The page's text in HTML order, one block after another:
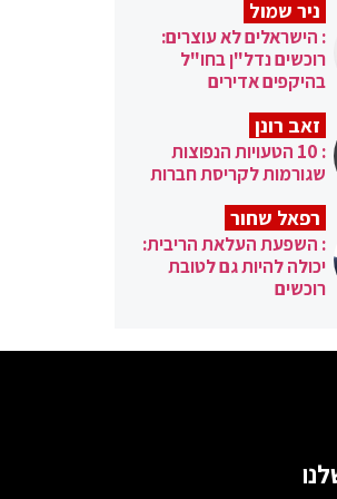
ניר שמול
: הישראלים לא עוצרים:
רוכשים נדל"ן בחו"ל
בהיקפים אדירים
זאב רונן
: 10 הטעויות הנפוצות
שגורמות לקריסת חברות
רפאל שחור
: השפעת העלאת הריבית:
יכולה להיות גם לטובת
רוכשים